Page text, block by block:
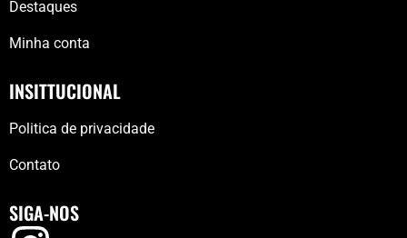
Destaques
Minha conta
INSITTUCIONAL
Politica de privacidade
Contato
SIGA-NOS